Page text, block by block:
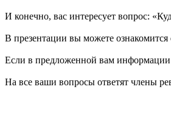
И конечно, вас интересует вопрос:
В презентации вы можете ознакомится
Если в предложенной вам информации
На все ваши вопросы ответят члены